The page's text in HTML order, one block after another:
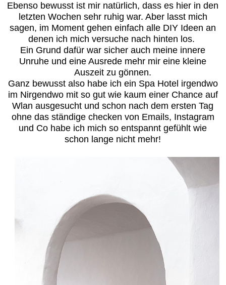
Ebenso bewusst ist mir natürlich, dass es hier in den
letzten Wochen sehr ruhig war. Aber lasst mich
sagen, im Moment gehen einfach alle DIY Ideen an
denen ich mich versuche nach hinten los.
Ein Grund dafür war sicher auch meine innere
Unruhe und eine Ausrede mehr mir eine kleine
Auszeit zu gönnen.
Ganz bewusst also habe ich ein Spa Hotel irgendwo
im Nirgendwo mit so gut wie kaum einer Chance auf
Wlan ausgesucht und schon nach dem ersten Tag
ohne das ständige checken von Emails, Instagram
und Co habe ich mich so entspannt gefühlt wie
schon lange nicht mehr!